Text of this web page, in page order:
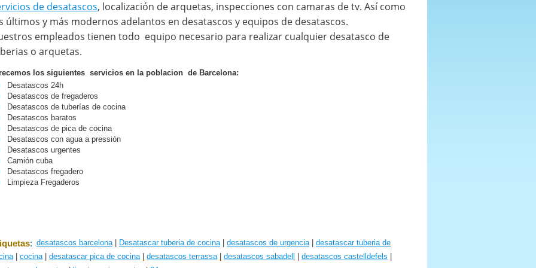
de desatascos, localización de arquetas, inspecciones con camaras de tv. Así como
últimos y más modernos adelantos en desatascos y equipos de desatascos.
empleados tienen todo equipo necesario para realizar cualquier desatasco de
o arquetas.
los siguientes servicios en la poblacion de Barcelona:
Desatascos 24h
Desatascos de fregaderos
Desatascos de tuberías de cocina
Desatascos baratos
Desatascos de pica de cocina
Desatascos con agua a pressión
Desatascos urgentes
Camión cuba
Desatascos fregadero
Limpieza Fregaderos
: desatascos barcelona Desatascar tuberia de cocina desatascos de urgencia
desatascar tuberia de
cocina desatascar pica de cocina desatascos terrassa desatascos sabadell desatascos castelldefels